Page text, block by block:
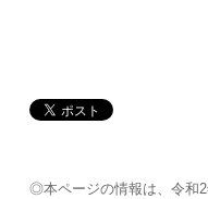
◎本ページの情報は、令和2